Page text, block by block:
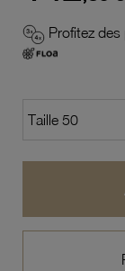
Profitez